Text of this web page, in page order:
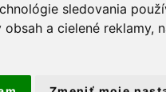
sledovania
a cielené reklamy,